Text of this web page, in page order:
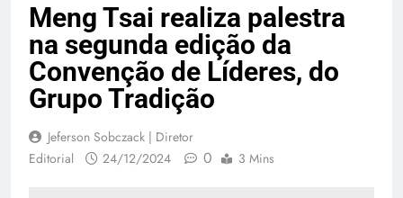
Meng Tsai realiza palestra
na segunda edição da
Convenção de Líderes, do
Grupo Tradição
Jeferson Sobczack | Diretor
Editorial
24/12/2024 0 3 Mins